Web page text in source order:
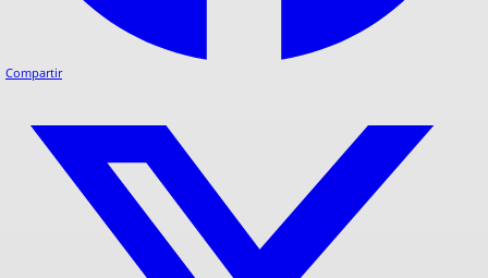
Compartir